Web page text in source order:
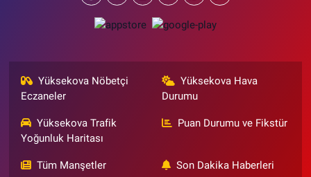
Yüksekova Nöbetçi
Eczaneler
Yüksekova Hava
Durumu
Yüksekova Trafik
Yoğunluk Haritası
Puan Durumu ve Fikstür
Tüm Manşetler Son Dakika Haberleri